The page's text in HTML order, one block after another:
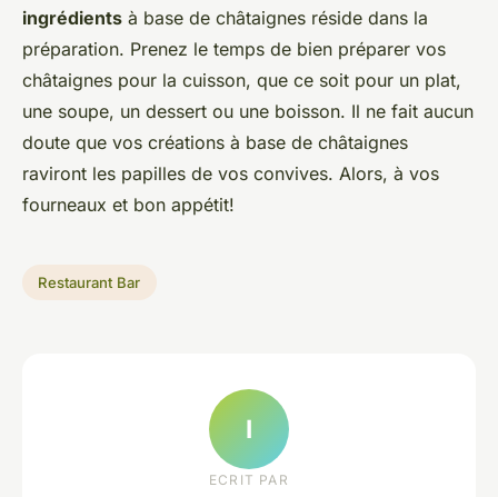
ingrédients à base de châtaignes réside dans la
préparation. Prenez le temps de bien préparer vos
châtaignes pour la cuisson, que ce soit pour un plat,
une soupe, un dessert ou une boisson. Il ne fait aucun
doute que vos créations à base de châtaignes
raviront les papilles de vos convives. Alors, à vos
fourneaux et bon appétit!
Restaurant Bar
I
ECRIT PAR